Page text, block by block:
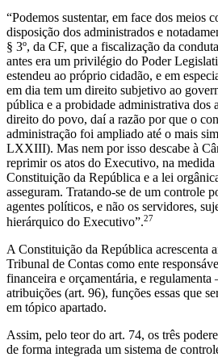
“Podemos sustentar, em face dos meios
disposição dos administrados e
§ 3º, da CF, que a fiscalização da
antes era um privilégio do Poder
estendeu ao próprio cidadão, e em
em dia tem um direito subjetivo ao
pública e a probidade administrativa dos
direito do povo, daí a razão por que o
administração foi ampliado até o mais
LXXIII). Mas nem por isso descabe à
reprimir os atos do Executivo, na medida
Constituição da República e a lei
asseguram. Tratando-se de um controle
agentes políticos, e não os servidores,
hierárquico do Executivo”.27
A Constituição da República acrescenta
Tribunal de Contas como ente
financeira e orçamentária, e regulamenta
atribuições (art. 96), funções essas que
em tópico apartado.
Assim, pelo teor do art. 74, os três
de forma integrada um sistema de